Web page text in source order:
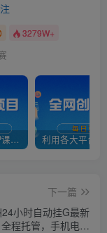
3279W+
官方正品 全网VIP课程 无损下载~
下一篇
小时自动挂G最新
程托管，手机电脑